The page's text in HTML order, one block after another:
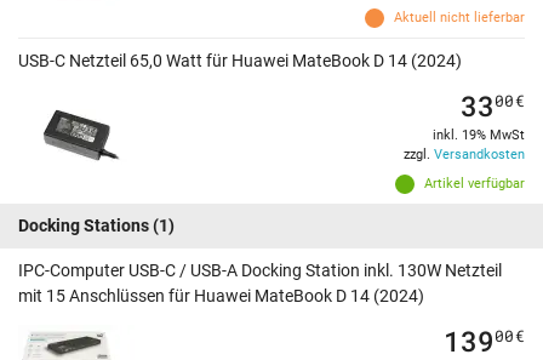
Aktuell nicht lieferbar
USB-C Netzteil 65,0 Watt für Huawei MateBook D 14 (2024)
Artikel verfügbar
3300€
inkl. 19% MwSt
zzgl. Versandkosten
Docking Stations(1)
IPC-Computer USB-C / USB-A Docking Station inkl. 130W Netzteil
mit 15 Anschlüssen für Huawei MateBook D 14 (2024)
13900€